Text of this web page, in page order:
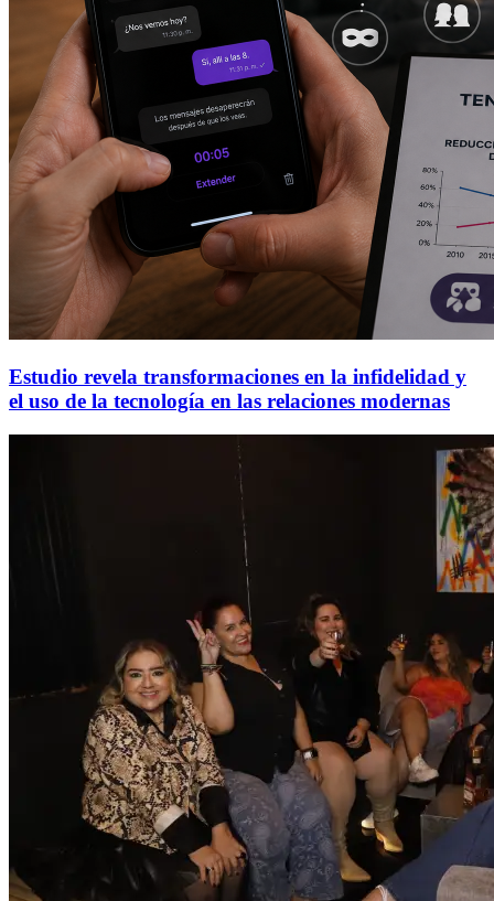
Estudio revela transformaciones en la infidelidad y
el uso de la tecnología en las relaciones modernas